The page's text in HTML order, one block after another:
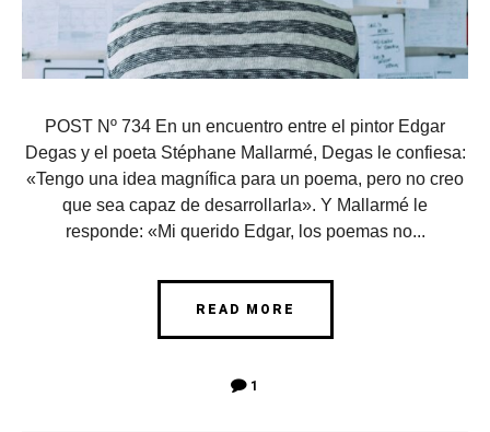
POST Nº 734 En un encuentro entre el pintor Edgar
Degas y el poeta Stéphane Mallarmé, Degas le confiesa:
«Tengo una idea magnífica para un poema, pero no creo
que sea capaz de desarrollarla». Y Mallarmé le
responde: «Mi querido Edgar, los poemas no...
READ MORE
1